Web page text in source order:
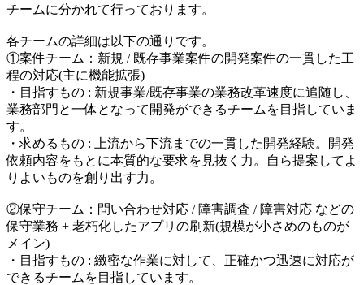
チームに分かれて行っております。
各チームの詳細は以下の通りです。
①案件チーム：新規 / 既存事業案件の開発案件の一貫した工
程の対応(主に機能拡張)
・目指すもの : 新規事業/既存事業の業務改革速度に追随し、
業務部門と一体となって開発ができるチームを目指していま
す。
・求めるもの : 上流から下流までの一貫した開発経験。開発
依頼内容をもとに本質的な要求を見抜く力。自ら提案してよ
りよいものを創り出す力。
②保守チーム：問い合わせ対応 / 障害調査 / 障害対応 などの
保守業務 + 老朽化したアプリの刷新(規模が小さめのものが
メイン)
・目指すもの : 緻密な作業に対して、正確かつ迅速に対応が
できるチームを目指しています。